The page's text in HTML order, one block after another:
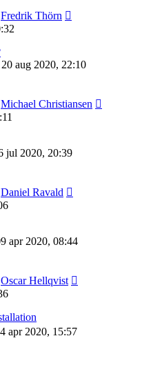
Fredrik Thörn
aug 2020, 22:10
Michael Christiansen
jul 2020, 20:39
Daniel Ravald
apr 2020, 08:44
Oscar Hellqvist
apr 2020, 15:57